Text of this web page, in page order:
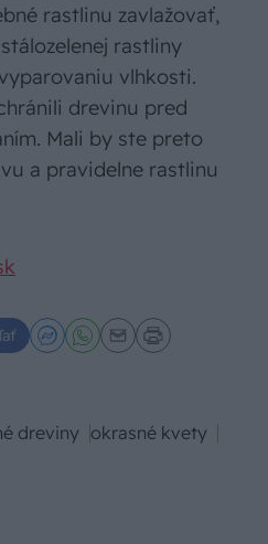
rastlinu zavlažovať,
rastliny
vlhkosti.
drevinu pred
Mali by ste preto
a pravidelne rastlinu
dreviny
okrasné kvety